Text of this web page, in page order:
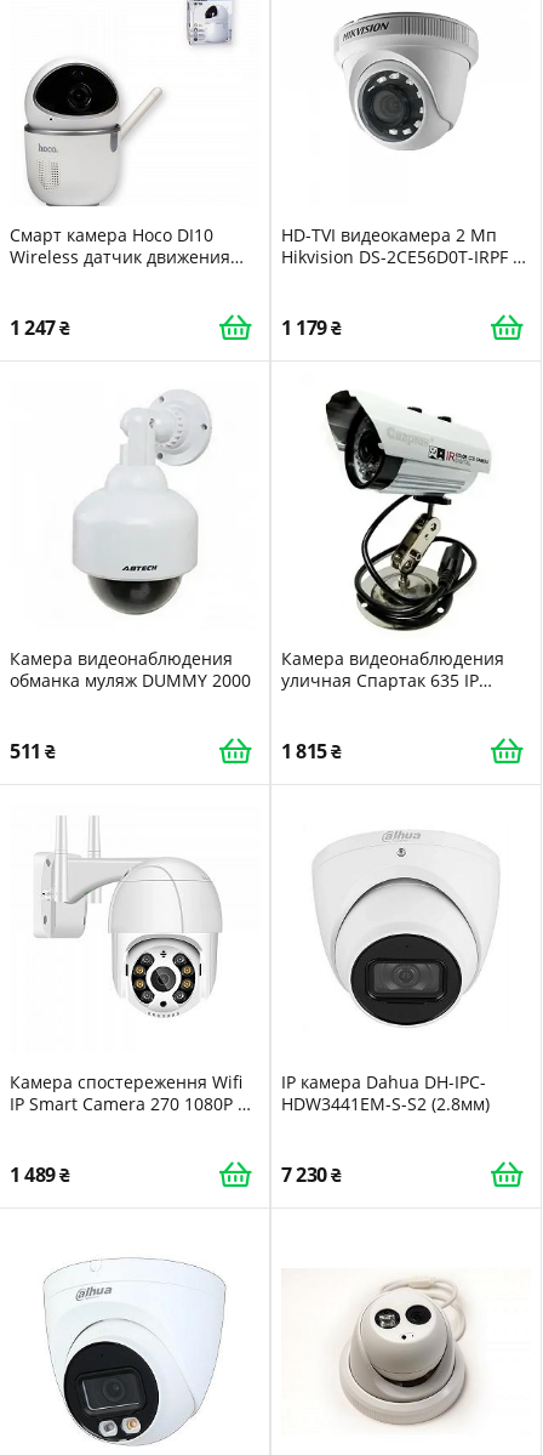
Смарт камера Hoco DI10
Wireless датчик движения
1 247
HD-TVI видеокамера 2 Мп
Hikvision DS-2CE56D0T-IRPF C
1 179
Камера видеонаблюдения
обманка муляж DUMMY 2000
511
Камера видеонаблюдения
уличная Спартак 635 IP
1 815
Камера спостереження Wifi
IP Smart Camera 270 1080P 4X
1 489
IP камера Dahua DH-IPC-
HDW3441EM-S-S2 (2.8мм)
7 230